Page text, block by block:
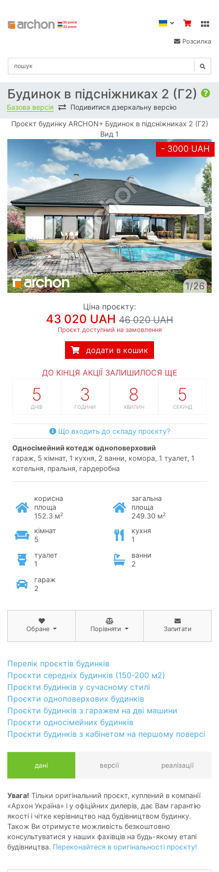
Розсилка
Будинок в підсніжниках 2 (Г2)
Базова версія Подивитися дзеркальну версію
Проєкт будинку ARCHON+ Будинок в підсніжниках 2 (Г2)
Вид 1
- 3000 UAH
1/26
Ціна проєкту:
43 020 UAH 46 020 UAH
Проєкт доступний на замовлення
додати в кошик
ДО КІНЦЯ АКЦІЇ ЗАЛИШИЛОСЯ ЩЕ
5
ДНІВ
3
ГОДИНИ
8
ХВИЛИН
4
СЕКУНДИ
Що входить до складу проєкту?
односімейний котедж одноповерховий
гараж, 5 кімнат, 1 кухня, 2 ванни, комора, 1 туалет, 1
котельня, пральня, гардеробна
корисна
площа
152.3 м2
загальна
площа
249.30 м2
кімнат
5
кухня
1
туалет
1
ванни
2
гараж
2
Обране Порівняти Запитати
Перелік проєктів будинків
Проєкти середніх будинків (150-200 м2)
Проєкти будинків у сучасному стилі
Проєкти одноповерхових будинків
Проєкти будинків з гаражем на дві машини
Проєкти односімейних будинків
Проєкти будинків з кабінетом на першому поверсі
дані версії реалізації
Увага! Тільки оригінальний проєкт, куплений в компанії
«Архон Україна» і у офіційних дилерів, дає Вам гарантію
якості і чітке керівництво над будівництвом будинку.
Також Ви отримуєте можливість безкоштовно
консультуватися у наших фахівців на будь-якому етапі
будівництва. Переконайтеся в оригінальності проєкту!